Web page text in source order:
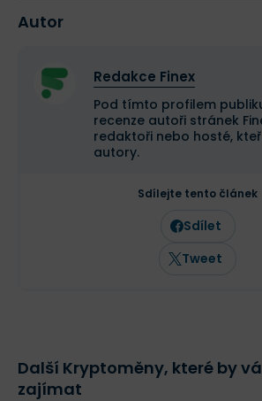
Autor
Redakce Finex
Pod tímto profilem
recenze autoři stránek
redaktoři nebo hosté,
autory.
Sdílejte tento článek
Sdílet
Tweet
Další Kryptoměny, které by
zajímat